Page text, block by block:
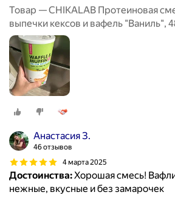
Товар — CHIKALAB Протеиновая
выпечки кексов и вафель "Ваниль",
Анастасия З.
46 отзывов
4 марта 2025
Достоинства:Хорошая смесь!
нежные, вкусные и без замарочек